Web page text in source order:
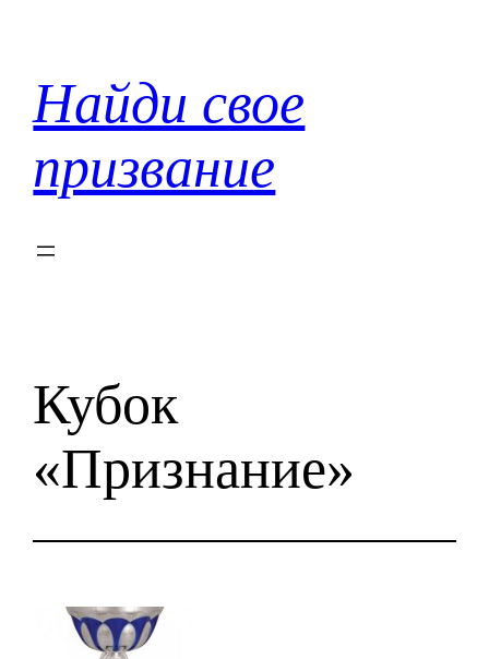
содержимому
Найди свое
призвание
Кубок
«Признание»